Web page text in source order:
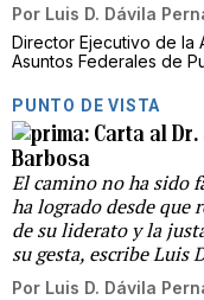
Por Luis D. Dávila
Director Ejecutivo de la
Asuntos Federales de
PUNTO DE VISTA
Carta al Dr.
Barbosa
El camino no ha sido
ha logrado desde que
de su liderato y la
su gesta, escribe Luis
Por Luis D. Dávila